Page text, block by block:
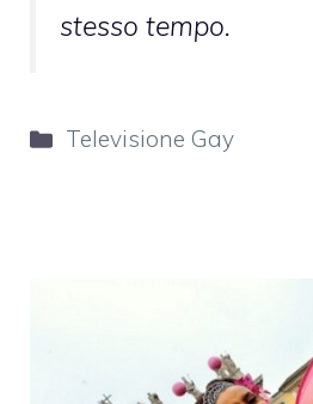
stesso tempo.
Categorie
Televisione Gay